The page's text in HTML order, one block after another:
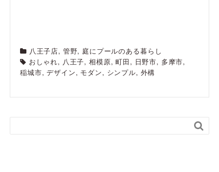
八王子店, 管野, 庭にプールのある暮らし
おしゃれ, 八王子, 相模原,町田 , 日野市, 多摩市,
稲城市,デザイン, モダン, シンプル, 外構
